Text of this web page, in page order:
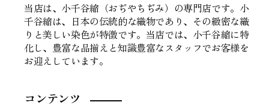
当店は、小千谷縮（おぢやちぢみ）の専門店です。小
千谷縮は、日本の伝統的な織物であり、その緻密な織
りと美しい染色が特徴です。当店では、小千谷縮に特
化し、豊富な品揃えと知識豊富なスタッフでお客様を
お迎えしています。
コンテンツ